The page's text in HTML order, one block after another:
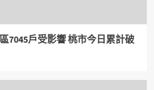
7045戶受影響 桃市今日累計破